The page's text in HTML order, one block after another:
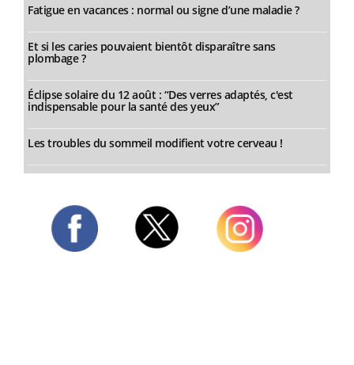
Fatigue en vacances : normal ou signe d’une maladie ?
Et si les caries pouvaient bientôt disparaître sans
plombage ?
Éclipse solaire du 12 août : “Des verres adaptés, c'est
indispensable pour la santé des yeux”
Les troubles du sommeil modifient votre cerveau !